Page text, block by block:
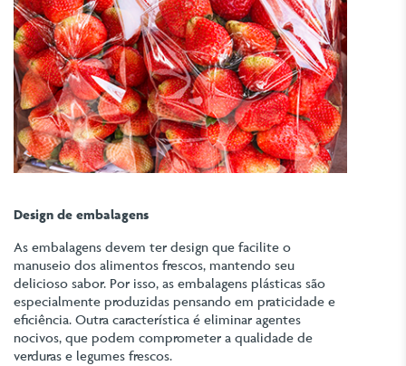
Design de embalagens
As embalagens devem ter design que facilite o
manuseio dos alimentos frescos, mantendo seu
delicioso sabor. Por isso, as embalagens plásticas são
especialmente produzidas pensando em praticidade e
eficiência. Outra característica é eliminar agentes
nocivos, que podem comprometer a qualidade de
verduras e legumes frescos.